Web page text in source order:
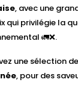
, avec une
qui privilégie la
🚛❌.
une sélection de
, pour des